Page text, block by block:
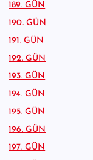
189. GÜN
190. GÜN
191. GÜN
192. GÜN
193. GÜN
194. GÜN
195. GÜN
196. GÜN
197. GÜN